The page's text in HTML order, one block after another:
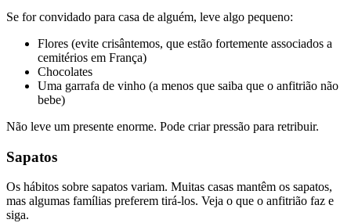
Se for convidado para casa de alguém, leve algo pequeno:
Flores (evite crisântemos, que estão fortemente associados a
cemitérios em França)
Chocolates
Uma garrafa de vinho (a menos que saiba que o anfitrião não
bebe)
Não leve um presente enorme. Pode criar pressão para retribuir.
Sapatos
Os hábitos sobre sapatos variam. Muitas casas mantêm os sapatos,
mas algumas famílias preferem tirá-los. Veja o que o anfitrião faz e
siga.